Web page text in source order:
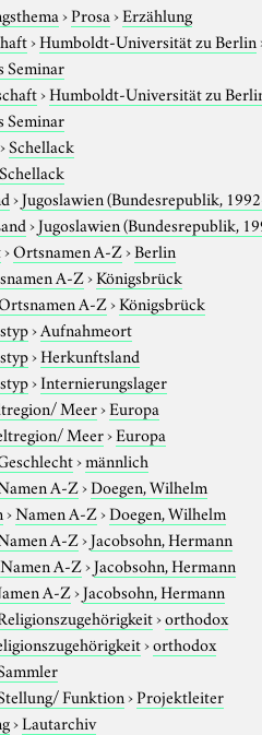
›Prosa›Erzählung
›Humboldt-Universität zu Berlin
Seminar
›Humboldt-Universität zu
Seminar
›Schellack
Schellack
›Jugoslawien (Bundesrepublik,
›Jugoslawien (Bundesrepublik,
›Ortsnamen A-Z›Berlin
A-Z›Königsbrück
A-Z›Königsbrück
›Aufnahmeort
›Herkunftsland
›Internierungslager
Meer›Europa
Meer›Europa
›männlich
A-Z›Doegen, Wilhelm
›Namen A-Z›Doegen, Wilhelm
A-Z›Jacobsohn, Hermann
Namen A-Z›Jacobsohn, Hermann
A-Z›Jacobsohn, Hermann
›orthodox
›orthodox
Funktion›Projektleiter
›Lautarchiv